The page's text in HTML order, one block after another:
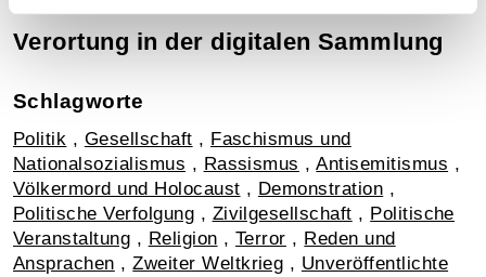
Verortung in der digitalen Sammlung
Schlagworte
Politik , Gesellschaft , Faschismus und
Nationalsozialismus , Rassismus ,Antisemitismus ,
Völkermord und Holocaust , Demonstration ,
Politische Verfolgung , Zivilgesellschaft , Politische
Veranstaltung , Religion , Terror , Reden und
Ansprachen ,Zweiter Weltkrieg , Unveröffentlichte